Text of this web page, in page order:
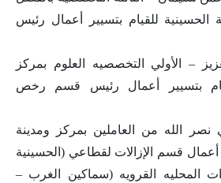
الحسينية للقيام بتسيير أعمال رئيس
– الأولي التخصصيه العلوم بمركز
بتسيير أعمال رئيس قسم رخص
الله من العاملين بمركز ومدينة
أعمال قسم الإزالات لقطاعي (الحسينية
المحليه القرويه (سماكين الغرب –